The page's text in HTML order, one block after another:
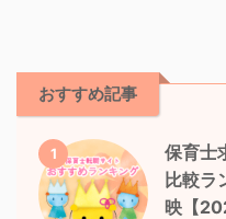
おすすめ記事
1
保育士
比較ラ
映【